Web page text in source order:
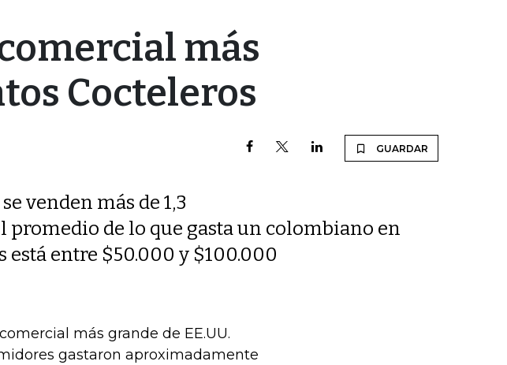
más
Cocteleros
GUARDAR
venden más de 1,3
promedio de lo que gasta un colombiano en
está entre $50.000 y $100.000
más grande de EE.UU.
gastaron aproximadamente